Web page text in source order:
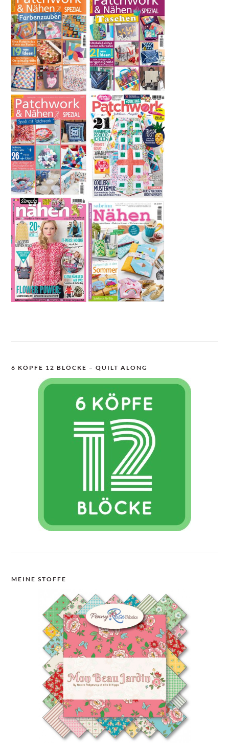
6 KÖPFE 12 BLÖCKE – QUILT ALONG
MEINE STOFFE